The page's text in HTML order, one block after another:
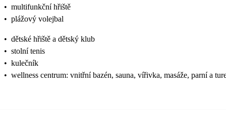
• multifunkční hřiště
• plážový volejbal
• dětské hřiště a dětský klub
• stolní tenis
• kulečník
• wellness centrum: vnitřní bazén, sauna, vířivka, masáže, parní a